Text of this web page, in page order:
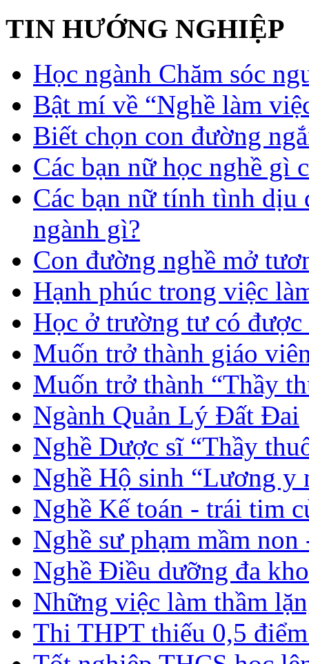
TIN HƯỚNG NGHIỆP
Học ngành Chăm sóc
Bật mí về “Nghề làm
Biết chọn con đường
Các bạn nữ học nghề gì
Các bạn nữ tính tình dịu
ngành gì?
Con đường nghề mở
Hạnh phúc trong việc
Học ở trường tư có
Muốn trở thành giáo
Muốn trở thành “Thầy
Ngành Quản Lý Đất Đai
Nghề Dược sĩ “Thầy
Nghề Hộ sinh “Lương y
Nghề Kế toán - trái tim
Nghề sư phạm mầm
Nghề Điều dưỡng đa
Những việc làm thầm
Thi THPT thiếu 0,5